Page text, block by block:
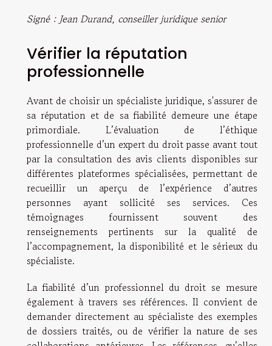
Signé : Jean Durand, conseiller juridique senior
Vérifier la réputation
professionnelle
Avant de choisir un spécialiste juridique, s'assurer de
sa réputation et de sa fiabilité demeure une étape
primordiale. L’évaluation de l’éthique
professionnelle d’un expert du droit passe avant tout
par la consultation des avis clients disponibles sur
différentes plateformes spécialisées, permettant de
recueillir un aperçu de l’expérience d’autres
personnes ayant sollicité ses services. Ces
témoignages fournissent souvent des
renseignements pertinents sur la qualité de
l’accompagnement, la disponibilité et le sérieux du
spécialiste.
La fiabilité d’un professionnel du droit se mesure
également à travers ses références. Il convient de
demander directement au spécialiste des exemples
de dossiers traités, ou de vérifier la nature de ses